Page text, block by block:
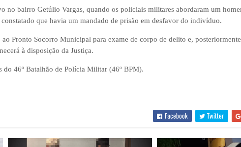
no bairro Getúlio Vargas, quando os policiais militares abordaram um
que havia um mandado de prisão em desfavor do indivíduo.
Pronto Socorro Municipal para exame de corpo de delito e,
à disposição da Justiça.
46º Batalhão de Polícia Militar (46º BPM).
Facebook Twitter